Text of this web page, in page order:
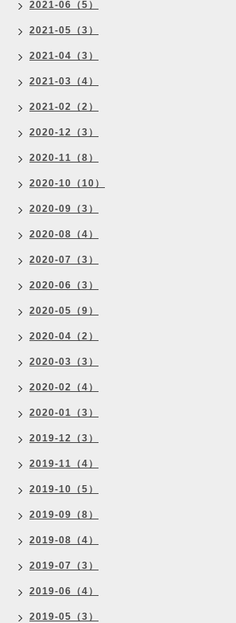
2021-06（5）
2021-05（3）
2021-04（3）
2021-03（4）
2021-02（2）
2020-12（3）
2020-11（8）
2020-10（10）
2020-09（3）
2020-08（4）
2020-07（3）
2020-06（3）
2020-05（9）
2020-04（2）
2020-03（3）
2020-02（4）
2020-01（3）
2019-12（3）
2019-11（4）
2019-10（5）
2019-09（8）
2019-08（4）
2019-07（3）
2019-06（4）
2019-05（3）